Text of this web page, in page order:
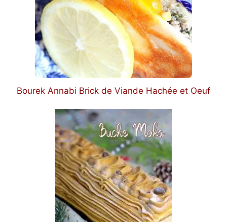
Bourek Annabi Brick de Viande Hachée et Oeuf